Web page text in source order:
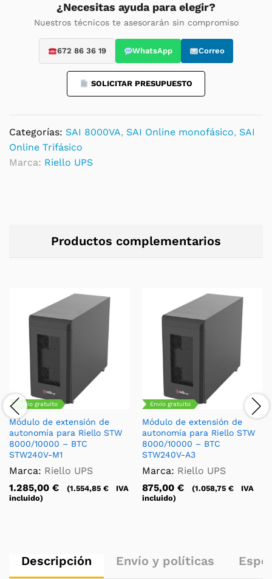
quantity
¿Necesitas ayuda para elegir?
Nuestros técnicos te asesorarán sin compromiso
672 86 36 19 WhatsApp Correo
SOLICITAR PRESUPUESTO
Categorías: SAI 8000VA, SAI Online monofásico, SAI
Online Trifásico
Marca: Riello UPS
Productos complementarios
Envío gratuito
Módulo de extensión de
autonomía para Riello STW
8000/10000 – BTC
STW240V-M1
Marca: Riello UPS
1.285,00 € (1.554,85 €
IVA
incluido)
Envío gratuito
Módulo de extensión de
autonomía para Riello STW
8000/10000 – BTC
STW240V-A3
Marca: Riello UPS
875,00 € (1.058,75 €
IVA
incluido)
Descripción Envío y políticas